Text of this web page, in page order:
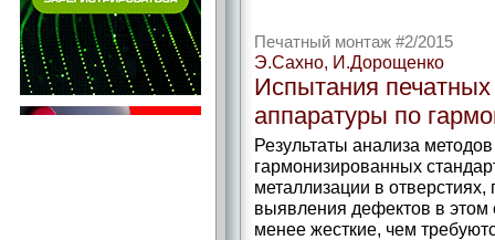
Печатный монтаж #2/2015
Э.Сахно, И.Дорощенко
Испытания
аппаратуры по
Результаты анализа
гармонизированных
металлизации в
выявления дефектов в этом
менее жесткие, чем